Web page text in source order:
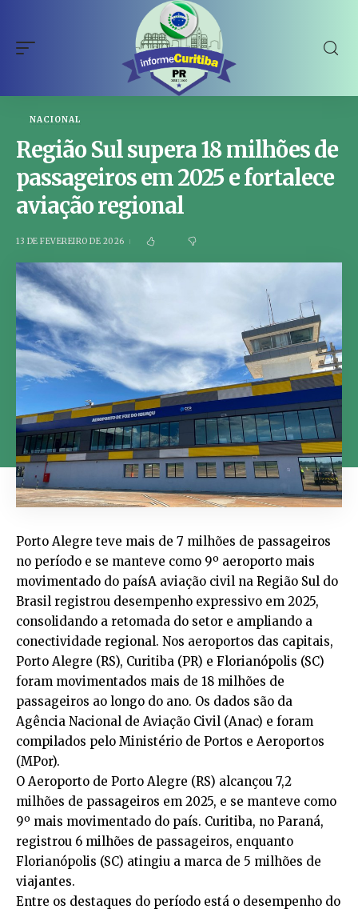
NACIONAL
Região Sul supera 18 milhões de
passageiros em 2025 e fortalece
aviação regional
13 DE FEVEREIRO DE 2026
Porto Alegre teve mais de 7 milhões de passageiros
no período e se manteve como 9º aeroporto mais
movimentado do paísA aviação civil na Região Sul do
Brasil registrou desempenho expressivo em 2025,
consolidando a retomada do setor e ampliando a
conectividade regional. Nos aeroportos das capitais,
Porto Alegre (RS), Curitiba (PR) e Florianópolis (SC)
foram movimentados mais de 18 milhões de
passageiros ao longo do ano. Os dados são da
Agência Nacional de Aviação Civil (Anac) e foram
compilados pelo Ministério de Portos e Aeroportos
(MPor).
O Aeroporto de Porto Alegre (RS) alcançou 7,2
milhões de passageiros em 2025, e se manteve como
9º mais movimentado do país. Curitiba, no Paraná,
registrou 6 milhões de passageiros, enquanto
Florianópolis (SC) atingiu a marca de 5 milhões de
viajantes.
Entre os destaques do período está o desempenho do